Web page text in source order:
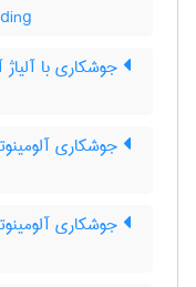
جوشکاری با آلیاژ
جوشکاری
جوشکاری